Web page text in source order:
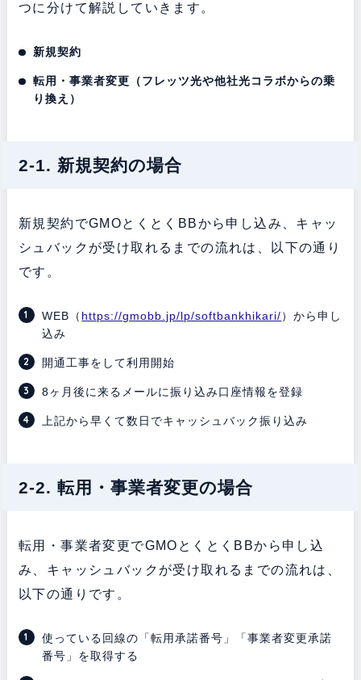
つに分けて解説していきます。
新規契約
転用・事業者変更（フレッツ光や他社光コラボからの乗
り換え）
2-1. 新規契約の場合
新規契約でGMOとくとくBBから申し込み、キャッ
シュバックが受け取れるまでの流れは、以下の通り
です。
WEB（ https://gmobb.jp/lp/softbankhikari/）から申し
込み
開通工事をして利用開始
8ヶ月後に来るメールに振り込み口座情報を登録
上記から早くて数日でキャッシュバック振り込み
2-2. 転用・事業者変更の場合
転用・事業者変更でGMOとくとくBBから申し込
み、キャッシュバックが受け取れるまでの流れは、
以下の通りです。
使っている回線の「転用承諾番号」「事業者変更承諾
番号」を取得する